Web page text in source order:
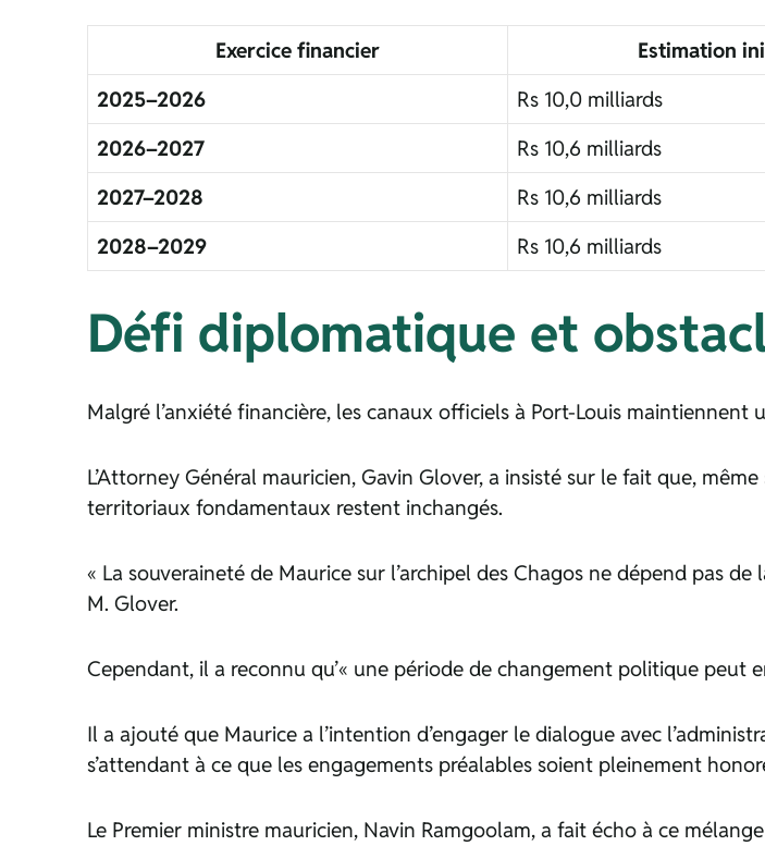
Exercice financier Estimation
2025–2026
Rs 10,0 milliards
2026–2027
Rs 10,6 milliards
2027–2028
Rs 10,6 milliards
2028–2029
Rs 10,6 milliards
Défi diplomatique et
Malgré l’anxiété financière, les canaux officiels à Port-Louis maintiennent
L’Attor­­ney Général mauricien, Gavin Glover, a insisté sur le fait que,
territoriaux fondamentaux restent inchangés.
« La souveraineté de Maurice sur l’archipel des Chagos ne dépend pas
M. Glover.
Cependant, il a reconnu qu’« une période de changement politique peut
Il a ajouté que Maurice a l’intention d’engager le dialogue avec
s’attendant à ce que les engagements préalables soient pleinement
Le Premier ministre mauricien, Navin Ramgoolam, a fait écho à ce